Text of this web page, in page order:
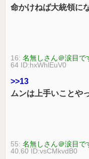
命かけねば大統領に
16:名無しさん＠涙目で
64 ID:hxWhlEuV0
>>13
ムンは上手いことや
55:名無しさん＠涙目で
40.60 ID:vsCMkvdB0